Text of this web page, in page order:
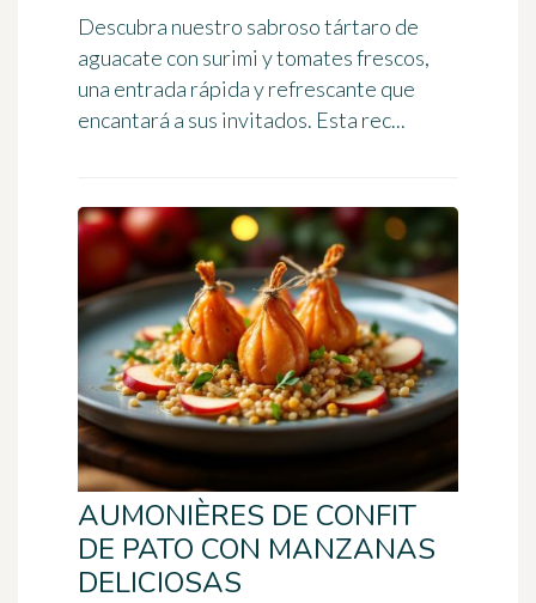
Descubra nuestro sabroso tártaro de
aguacate con surimi y tomates frescos,
una entrada rápida y refrescante que
encantará a sus invitados. Esta rec...
AUMONIÈRES DE CONFIT
DE PATO CON MANZANAS
DELICIOSAS